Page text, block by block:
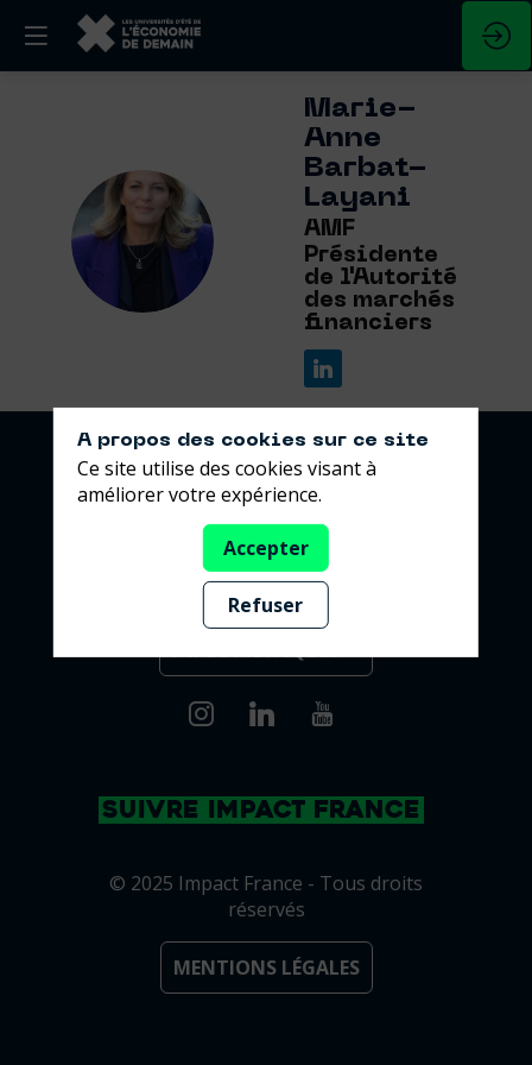
MB
Marie-
Anne
Barbat-
Layani
AMF
Présidente
de l'Autorité
des marchés
financiers
SUIVRE IMPACT FRANCE
© 2025 Impact France - Tous droits
réservés
MENTIONS LÉGALES
A propos des cookies sur ce site
Ce site utilise des cookies visant à
améliorer votre expérience.
Accepter
Refuser